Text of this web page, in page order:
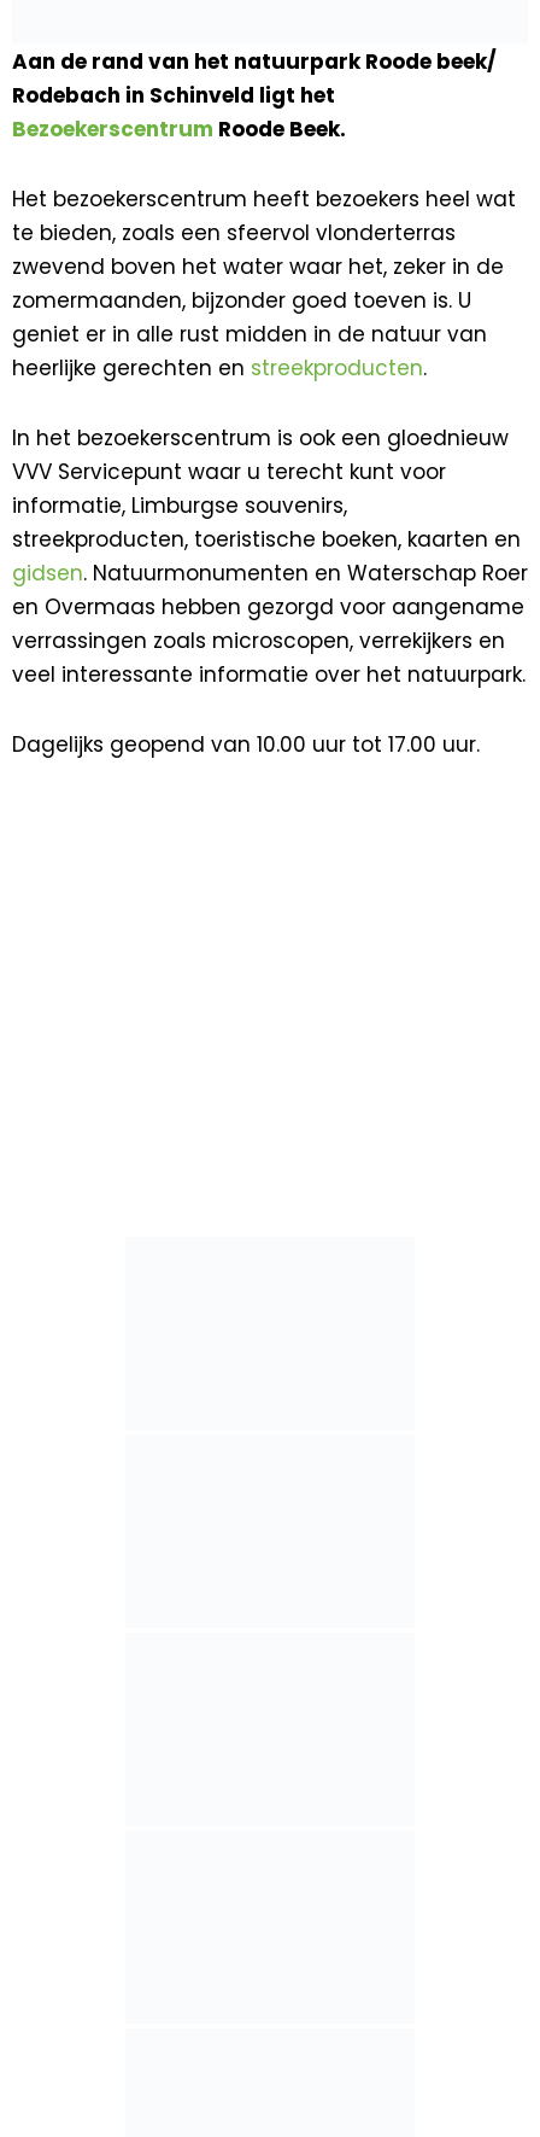
Aan de rand van het natuurpark Roode beek/
Rodebach in Schinveld ligt het
Bezoekerscentrum Roode Beek.
Het bezoekerscentrum heeft bezoekers heel wat
te bieden, zoals een sfeervol vlonderterras
zwevend boven het water waar het, zeker in de
zomermaanden, bijzonder goed toeven is. U
geniet er in alle rust midden in de natuur van
heerlijke gerechten en streekproducten.
In het bezoekerscentrum is ook een gloednieuw
VVV Servicepunt waar u terecht kunt voor
informatie, Limburgse souvenirs,
streekproducten, toeristische boeken, kaarten en
gidsen. Natuurmonumenten en Waterschap Roer
en Overmaas hebben gezorgd voor aangename
verrassingen zoals microscopen, verrekijkers en
veel interessante informatie over het natuurpark.
Dagelijks geopend van 10.00 uur tot 17.00 uur.